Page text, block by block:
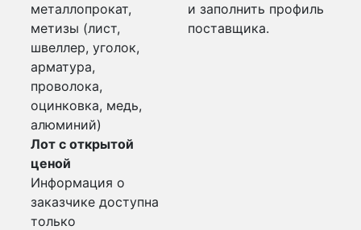
металлопрокат,
метизы (лист,
швеллер, уголок,
арматура,
проволока,
оцинковка, медь,
алюминий)
Лот с открытой
ценой
Информация о
заказчике доступна
только
и заполнить профиль
поставщика.